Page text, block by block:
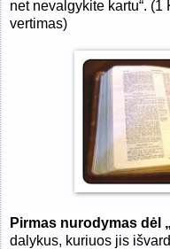
net nevalgykite kartu“. (1
vertimas)
Pirmas nurodymas dėl
dalykus, kuriuos jis